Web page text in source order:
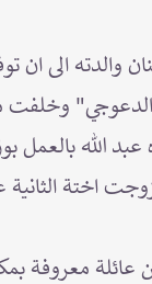
والدته الى ان
وخلفت
الله بالعمل
اختة
معروفة